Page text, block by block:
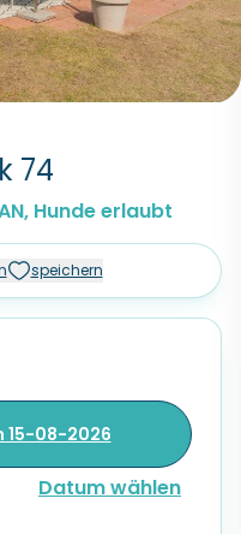
74
Hunde erlaubt
speichern
08-2026
Datum wählen